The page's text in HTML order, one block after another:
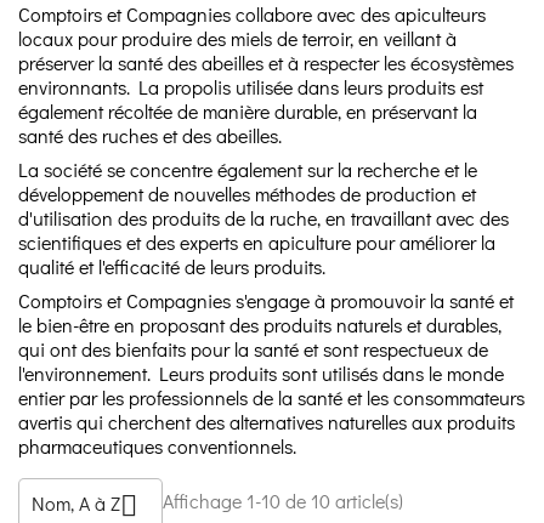
Comptoirs et Compagnies collabore avec des apiculteurs
locaux pour produire des miels de terroir, en veillant à
préserver la santé des abeilles et à respecter les écosystèmes
environnants. La propolis utilisée dans leurs produits est
également récoltée de manière durable, en préservant la
santé des ruches et des abeilles.
La société se concentre également sur la recherche et le
développement de nouvelles méthodes de production et
d'utilisation des produits de la ruche, en travaillant avec des
scientifiques et des experts en apiculture pour améliorer la
qualité et l'efficacité de leurs produits.
Comptoirs et Compagnies s'engage à promouvoir la santé et
le bien-être en proposant des produits naturels et durables,
qui ont des bienfaits pour la santé et sont respectueux de
l'environnement. Leurs produits sont utilisés dans le monde
entier par les professionnels de la santé et les consommateurs
avertis qui cherchent des alternatives naturelles aux produits
pharmaceutiques conventionnels.
Nom, A à Z Affichage 1-10 de 10 article(s)